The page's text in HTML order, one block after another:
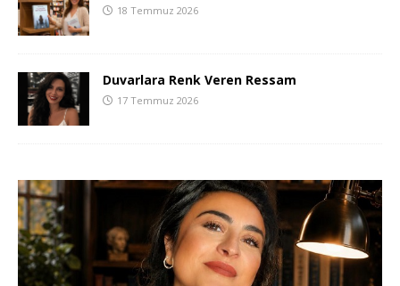
18 Temmuz 2026
Duvarlara Renk Veren Ressam
17 Temmuz 2026